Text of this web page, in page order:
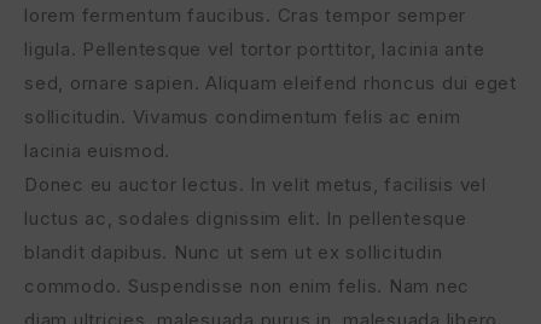
lorem fermentum faucibus. Cras tempor semper
ligula. Pellentesque vel tortor porttitor, lacinia ante
sed, ornare sapien. Aliquam eleifend rhoncus dui eget
sollicitudin. Vivamus condimentum felis ac enim
lacinia euismod.
Donec eu auctor lectus. In velit metus, facilisis vel
luctus ac, sodales dignissim elit. In pellentesque
blandit dapibus. Nunc ut sem ut ex sollicitudin
commodo. Suspendisse non enim felis. Nam nec